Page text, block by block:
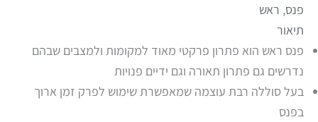
פנס, ראש
תיאור
פנס ראש הוא פתרון פרקטי מאוד למקומות ולמצבים שבהם
נדרשים גם פתרון תאורה וגם ידיים פנויות
בעל סוללה רבת עוצמה שמאפשרת שימוש לפרק זמן ארוך
בפנס